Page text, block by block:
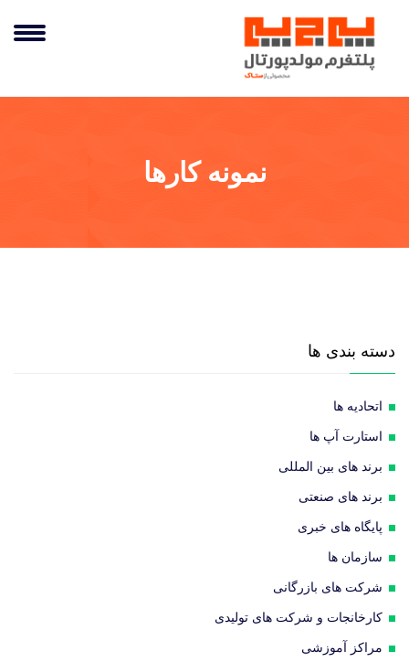
نمونه کارها
دسته بندی ها
اتحادیه ها
استارت آپ ها
برند های بین المللی
برند های صنعتی
پایگاه های خبری
سازمان ها
شرکت های بازرگانی
کارخانجات و شرکت های تولیدی
مراکز آموزشی